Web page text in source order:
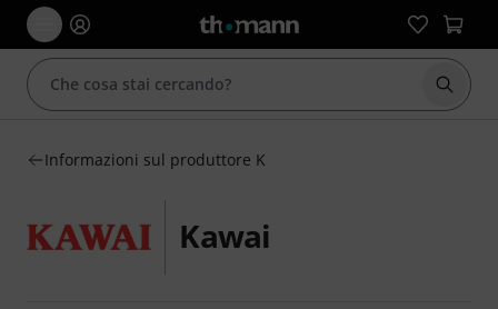
Informazioni sul produttore K
Kawai